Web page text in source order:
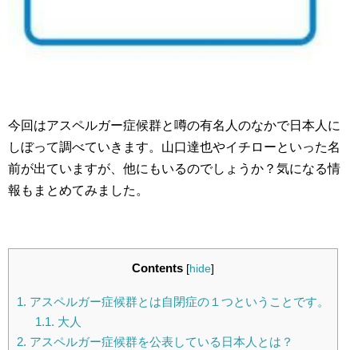
今回はアスペルガー症候群と噂の有名人のなかで日本人に
しぼって調べていきます。山口達也やイチローといった名
前が出ていますが、他にもいるのでしょうか？気になる情
報もまとめてみました。
Contents [hide]
1. アスペルガー症候群とは自閉症の１つということです。
1.1. 大人
2. アスペルガー症候群を公表している日本人とは？